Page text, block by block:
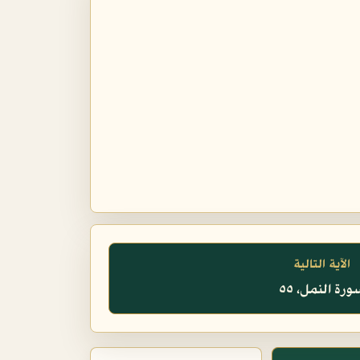
الآية التالية
النمل، ٥٥